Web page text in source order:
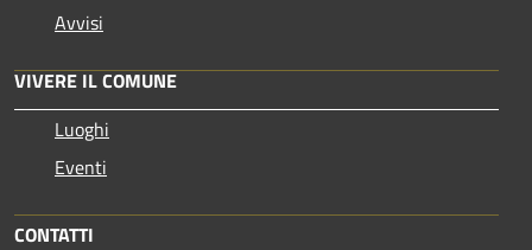
Avvisi
VIVERE IL COMUNE
Luoghi
Eventi
CONTATTI